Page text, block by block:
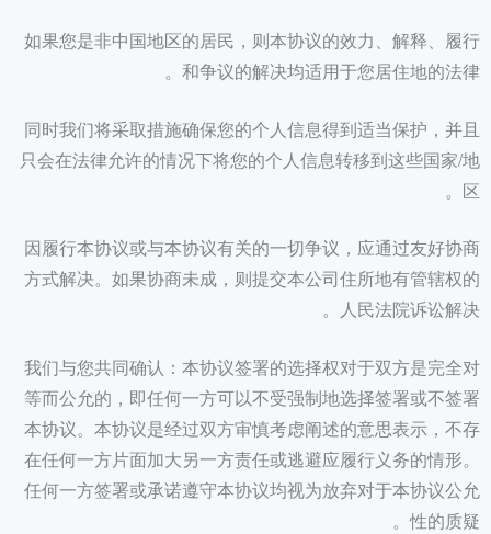
如果您是非中国地区的居民，则本协议的效力、解释、履行
和争议的解决均适用于您居住地的法律。
同时我们将采取措施确保您的个人信息得到适当保护，并且
只会在法律允许的情况下将您的个人信息转移到这些国家/地
区。
因履行本协议或与本协议有关的一切争议，应通过友好协商
方式解决。如果协商未成，则提交本公司住所地有管辖权的
人民法院诉讼解决。
我们与您共同确认：本协议签署的选择权对于双方是完全对
等而公允的，即任何一方可以不受强制地选择签署或不签署
本协议。本协议是经过双方审慎考虑阐述的意思表示，不存
在任何一方片面加大另一方责任或逃避应履行义务的情形。
任何一方签署或承诺遵守本协议均视为放弃对于本协议公允
性的质疑。